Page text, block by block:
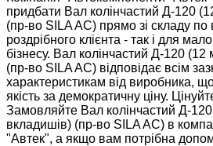
придбати Вал колінчастий Д-120
(пр-во SILA AC) прямо зі складу по
роздрібного клієнта - так і для
бізнесу. Вал колінчастий Д-120
(пр-во SILA AC) відповідає всім
характеристикам від виробника,
якість за демократичну ціну.
Замовляйте Вал колінчастий Д-
вкладишів) (пр-во SILA AC) в
"Автек", а якщо вам потрібна